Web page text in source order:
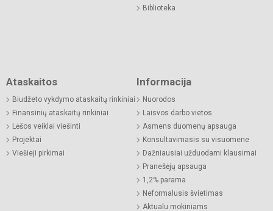
Biblioteka
Ataskaitos
Biudžeto vykdymo ataskaitų rinkiniai
Finansinių ataskaitų rinkiniai
Lėšos veiklai viešinti
Projektai
Viešieji pirkimai
Informacija
Nuorodos
Laisvos darbo vietos
Asmens duomenų apsauga
Konsultavimasis su visuomene
Dažniausiai užduodami klausimai
Pranešėjų apsauga
1,2% parama
Neformalusis švietimas
Aktualu mokiniams